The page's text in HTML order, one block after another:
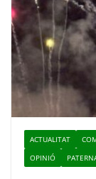
ACTUALITAT
OPINIÓ